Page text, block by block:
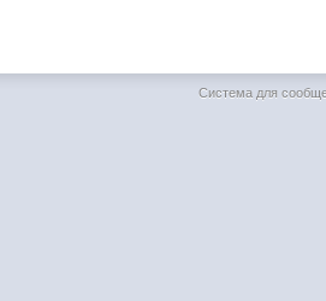
Система для